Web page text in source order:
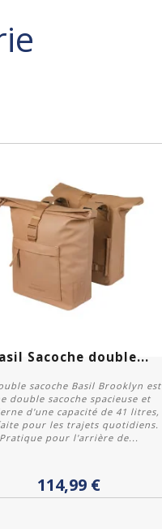
Acheter
Sacoche double...
sacoche Basil Brooklyn est
double sacoche spacieuse et
d'une capacité de 41 litres,
pour les trajets quotidiens.
Pratique pour l'arrière de...
114,99 €